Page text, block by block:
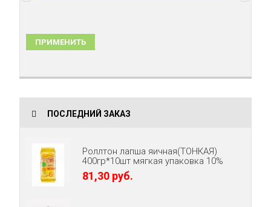
ПРИМЕНИТЬ
ПОСЛЕДНИЙ ЗАКАЗ
Роллтон лапша яичная(ТОНКАЯ)
400гр*10шт мягкая упаковка 10%
81,30 руб.